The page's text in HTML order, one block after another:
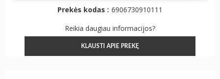
Prekės kodas : 6906730910111
Reikia daugiau informacijos?
KLAUSTI APIE PREKĘ